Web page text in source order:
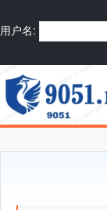
用户名: